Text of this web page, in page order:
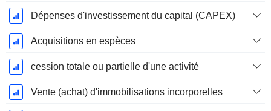
Dépenses d'investissement du capital (CAPEX)
Acquisitions en espèces
cession totale ou partielle d'une activité
Vente (achat) d'immobilisations incorporelles